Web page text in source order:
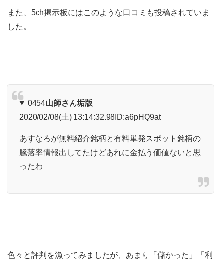
また、5ch掲示板にはこのような口コミも投稿されていま
した。
0454山師さん垢版
2020/02/08(土) 13:14:32.98 ID:a6pHQ9at
あすなろが無料紹介銘柄と有料単発スポット銘柄の
騰落率情報出してたけどあれに金払う価値ないと思
ったわ
色々と評判を漁ってみましたが、あまり「儲かった」「利